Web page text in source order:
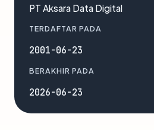
PT Aksara Data Digital
TERDAFTAR PADA
2001-06-23
BERAKHIR PADA
2026-06-23